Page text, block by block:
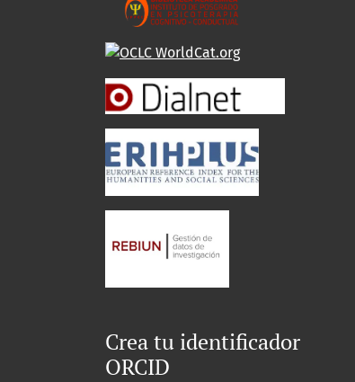
Crea tu identificador
ORCID